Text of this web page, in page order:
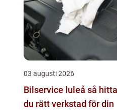
03 augusti 2026
Bilservice luleå så hittar
du rätt verkstad för din